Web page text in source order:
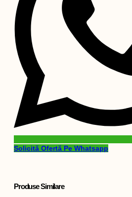
Solicită Ofertă Pe Whatsapp
Produse Similare